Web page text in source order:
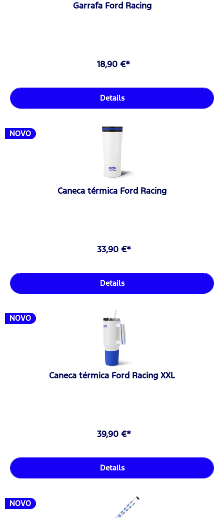
Garrafa Ford Racing
18,90 €*
Details
NOVO
Caneca térmica Ford Racing
33,90 €*
Details
NOVO
Caneca térmica Ford Racing XXL
39,90 €*
Details
NOVO